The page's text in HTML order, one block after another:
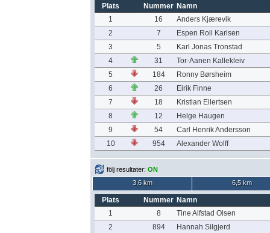
Plats Nummer Namn
1
16
Anders Kjærevik
2
7
Espen Roll Karlsen
3
5
Karl Jonas Tronstad
4
31
Tor-Aanen Kallekleiv
5
184
Ronny Børsheim
6
26
Eirik Finne
7
18
Kristian Ellertsen
8
12
Helge Haugen
9
54
Carl Henrik Andersson
10
954 Alexander Wolff
följ resultater: ON
3,6 km
6,5 km
Plats Nummer Namn
1
8
Tine Alfstad Olsen
2
894
Hannah Silgjerd